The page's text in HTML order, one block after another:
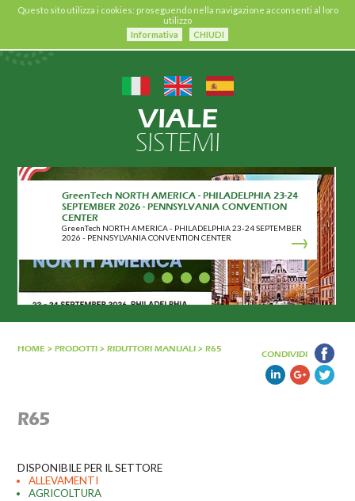
Questo sito utilizza i cookies: proseguendo nella navigazione acconsenti al loro
utilizzo
Informativa
CHIUDI
VIALE
SISTEMI
GreenTech NORTH AMERICA - PHILADELPHIA 23-24
SEPTEMBER 2026 - PENNSYLVANIA CONVENTION
CENTER
GreenTech NORTH AMERICA - PHILADELPHIA 23-24 SEPTEMBER
2026 - PENNSYLVANIA CONVENTION CENTER
HOME > PRODOTTI > RIDUTTORI MANUALI > R65
CONDIVIDI
R65
DISPONIBILE PER IL SETTORE
ALLEVAMENTI
AGRICOLTURA